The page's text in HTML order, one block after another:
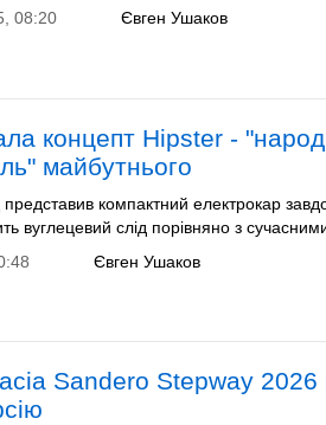
Євген Ушаков
08:20
концепт Hipster -
майбутнього
компактний електрокар
вуглецевий слід порівняно з
Євген Ушаков
Sandero Stepway 2026